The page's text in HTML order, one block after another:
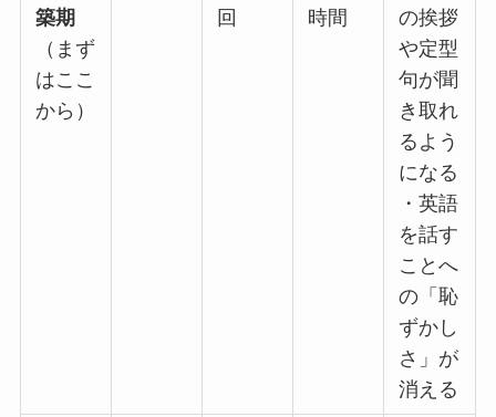
築期
（まず
はここ
から）
回
時間
の挨拶
や定型
句が聞
き取れ
るよう
になる
・英語
を話す
ことへ
の「恥
ずかし
さ」が
消える